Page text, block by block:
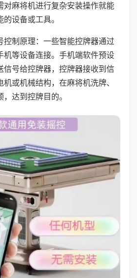
对麻将机进行复杂安装操作就能
设备或工具。
控制原理：一些智能控牌器通过
机等设备连接。手机端软件预设
信号给控牌器，控牌器接收到信
或机械结构，在麻将机洗牌、
达到控牌目的。